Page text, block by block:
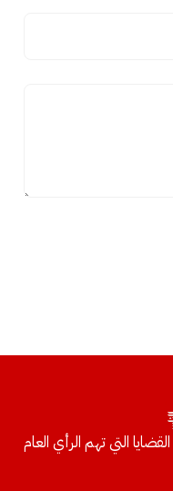
التي تهم الرأي العام